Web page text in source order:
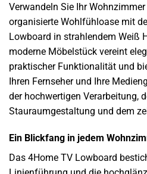
Verwandeln Sie Ihr
organisierte Wohlfühloase mit
Lowboard in strahlendem Weiß
moderne Möbelstück vereint
praktischer Funktionalität und
Ihren Fernseher und Ihre
der hochwertigen Verarbeitung,
Stauraumgestaltung und dem
Ein Blickfang in jedem
Das 4Home TV Lowboard